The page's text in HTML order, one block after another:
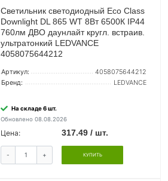
Светильник светодиодный Eco Class
Downlight DL 865 WT 8Вт 6500К IP44
760лм ДВО даунлайт кругл. встраив.
ультратонкий LEDVANCE
4058075644212
Артикул:
4058075644212
Бренд:
LEDVANCE
На складе 6 шт.
Обновлено 08.08.2026
Цена: 317.49 / шт.
- + КУПИТЬ